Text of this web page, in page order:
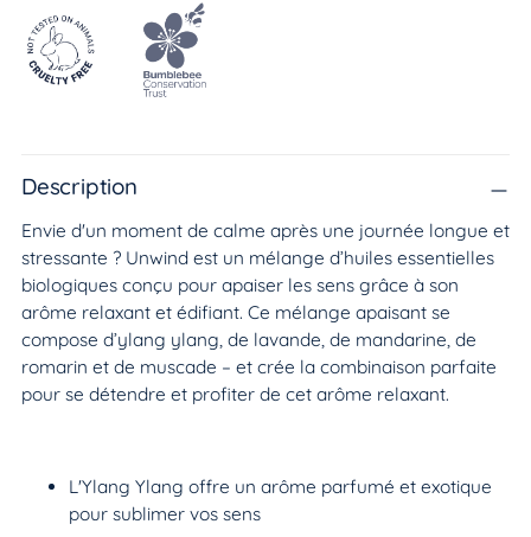
produit
votre
panier
Description
Envie d'un moment de calme après une journée longue et
stressante ? Unwind est un mélange d’huiles essentielles
biologiques conçu pour apaiser les sens grâce à son
arôme relaxant et édifiant. Ce mélange apaisant se
compose d’ylang ylang, de lavande, de mandarine, de
romarin et de muscade – et crée la combinaison parfaite
pour se détendre et profiter de cet arôme relaxant.
L'Ylang Ylang offre un arôme parfumé et exotique
pour sublimer vos sens